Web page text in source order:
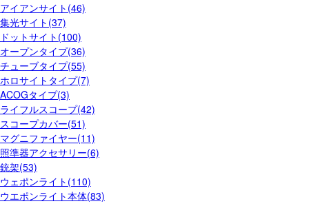
アイアンサイト(46)
集光サイト(37)
ドットサイト(100)
オープンタイプ(36)
チューブタイプ(55)
ホロサイトタイプ(7)
ACOGタイプ(3)
ライフルスコープ(42)
スコープカバー(51)
マグニファイヤー(11)
照準器アクセサリー(6)
銃架(53)
ウェポンライト(110)
ウエポンライト本体(83)